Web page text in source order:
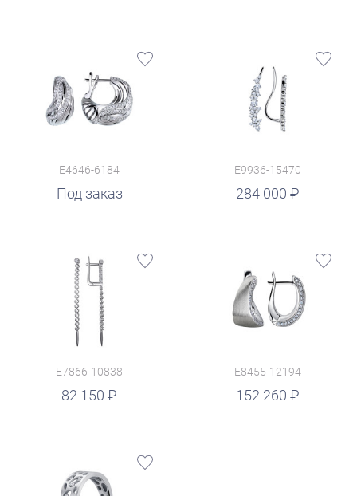
E4646-6184
Под заказ
E9936-15470
284 000
руб.
E7866-10838
82 150
E8455-12194
152 260
руб.